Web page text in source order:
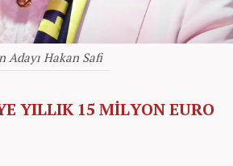
Adayı Hakan Safi
YILLIK 15 MİLYON EURO